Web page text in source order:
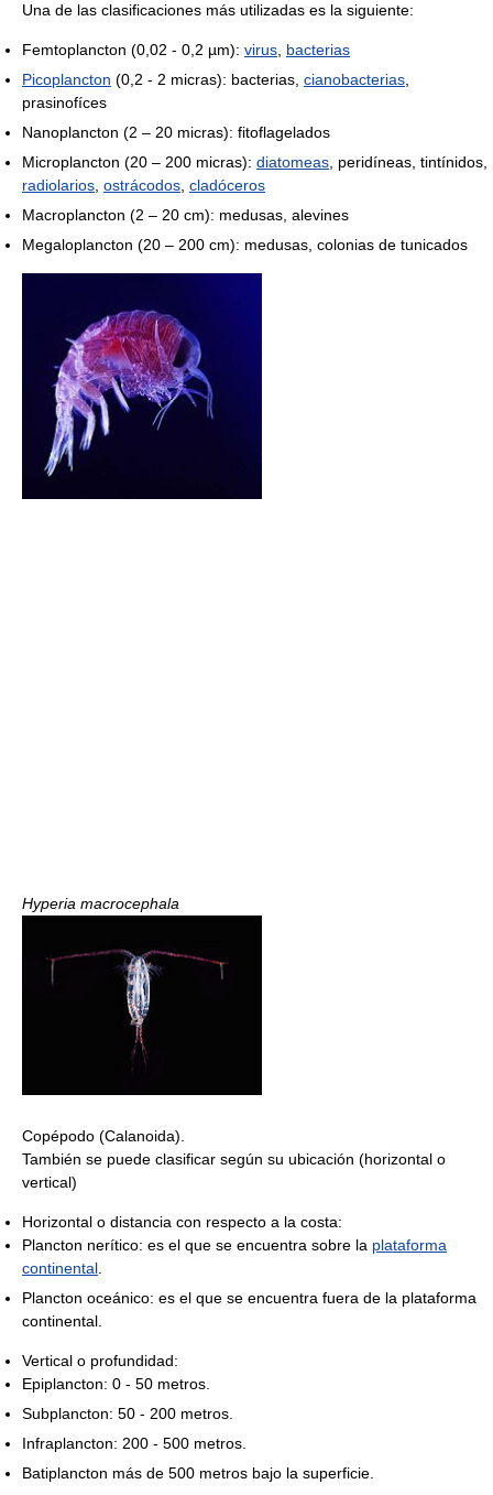
Una de las clasificaciones más utilizadas es la siguiente:
Femtoplancton (0,02 - 0,2 µm): virus bacterias
Picoplancton (0,2 - 2 micras): bacterias, cianobacterias
prasinofíces
Nanoplancton (2 – 20 micras): fitoflagelados
Microplancton (20 – 200 micras): diatomeas , peridíneas, tintínidos,
radiolarios ostrácodos cladóceros
Macroplancton (2 – 20 cm): medusas, alevines
Megaloplancton (20 – 200 cm): medusas, colonias de tunicados
Hyperia macrocephala
Copépodo (Calanoida).
También se puede clasificar según su ubicación (horizontal o
vertical)
Horizontal o distancia con respecto a la costa:
Plancton nerítico: es el que se encuentra sobre la plataforma
continental
Plancton oceánico: es el que se encuentra fuera de la plataforma
continental.
Vertical o profundidad:
Epiplancton: 0 - 50 metros.
Subplancton: 50 - 200 metros.
Infraplancton: 200 - 500 metros.
Batiplancton más de 500 metros bajo la superficie.